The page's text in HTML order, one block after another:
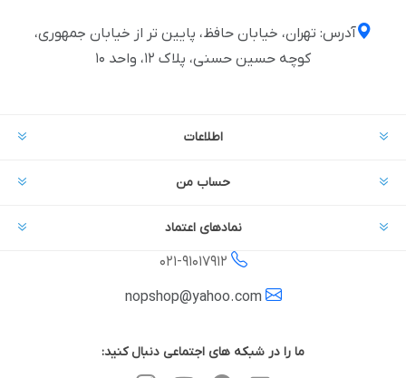
آدرس: تهران، خیابان حافظ، پایین تر از خیابان جمهوری،
کوچه حسین حسنی، پلاک ۱۲، واحد ۱۰
اطلاعات
حساب من
نمادهای اعتماد
021-91017912
ما را در شبکه های اجتماعی دنبال کنید: